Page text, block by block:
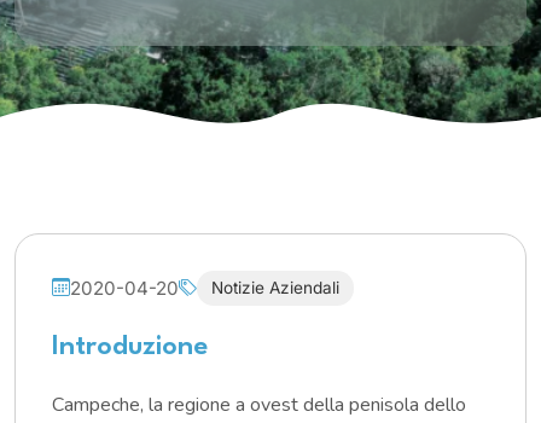
2020-04-20 Notizie Aziendali
Introduzione
Campeche, la regione a ovest della penisola dello